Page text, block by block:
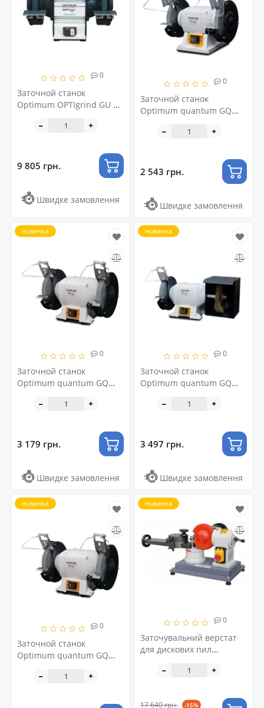
0
Заточной станок
Optimum OPTIgrind GU 15
Maschinen
9 805 грн.
Швидке замовлення
0
Заточной станок
Optimum quantum GQ
Maschinen
2 543 грн.
Швидке замовлення
0
Заточной станок
Optimum quantum GQ
Maschinen
новинка
3 179 грн.
Швидке замовлення
0
Заточной станок
Optimum quantum GQ
Maschinen
новинка
3 497 грн.
Швидке замовлення
0
Заточной станок
Optimum quantum GQ
Maschinen
новинка
0
Заточувальний верстат
для дискових пил
новинка
17 640 грн. -15%